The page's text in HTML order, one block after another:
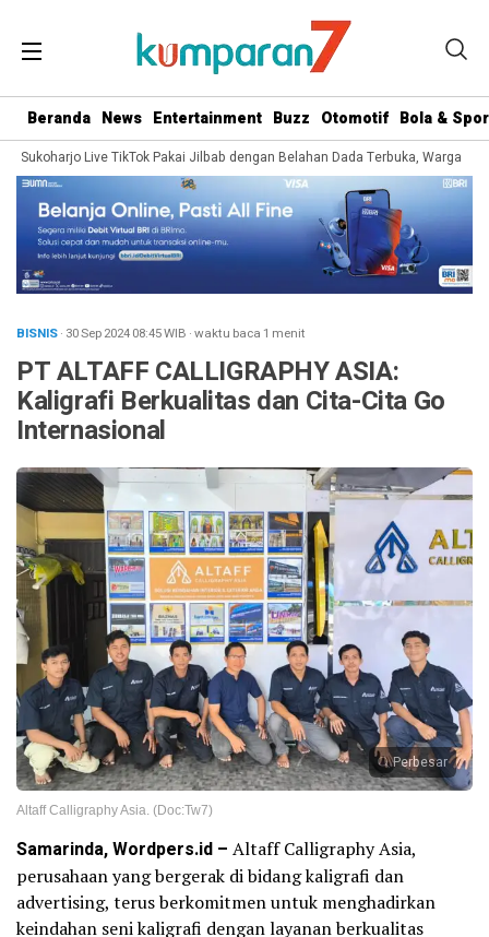
Beranda News Entertainment Buzz Otomotif Bola &
Live TikTok Pakai Jilbab dengan Belahan Dada Terbuka, Warganet
BISNIS· 30 Sep 202408:45WIB ·waktu baca 1 menit
PT ALTAFF CALLIGRAPHY ASIA:
Kaligrafi Berkualitas dan Cita-Cita Go
Internasional
Perbesar
Altaff Calligraphy Asia. (Doc:Tw7)
Samarinda, Wordpers.id – Altaff Calligraphy Asia,
perusahaan yang bergerak di bidang kaligrafi dan
advertising, terus berkomitmen untuk menghadirkan
keindahan seni kaligrafi dengan layanan berkualitas